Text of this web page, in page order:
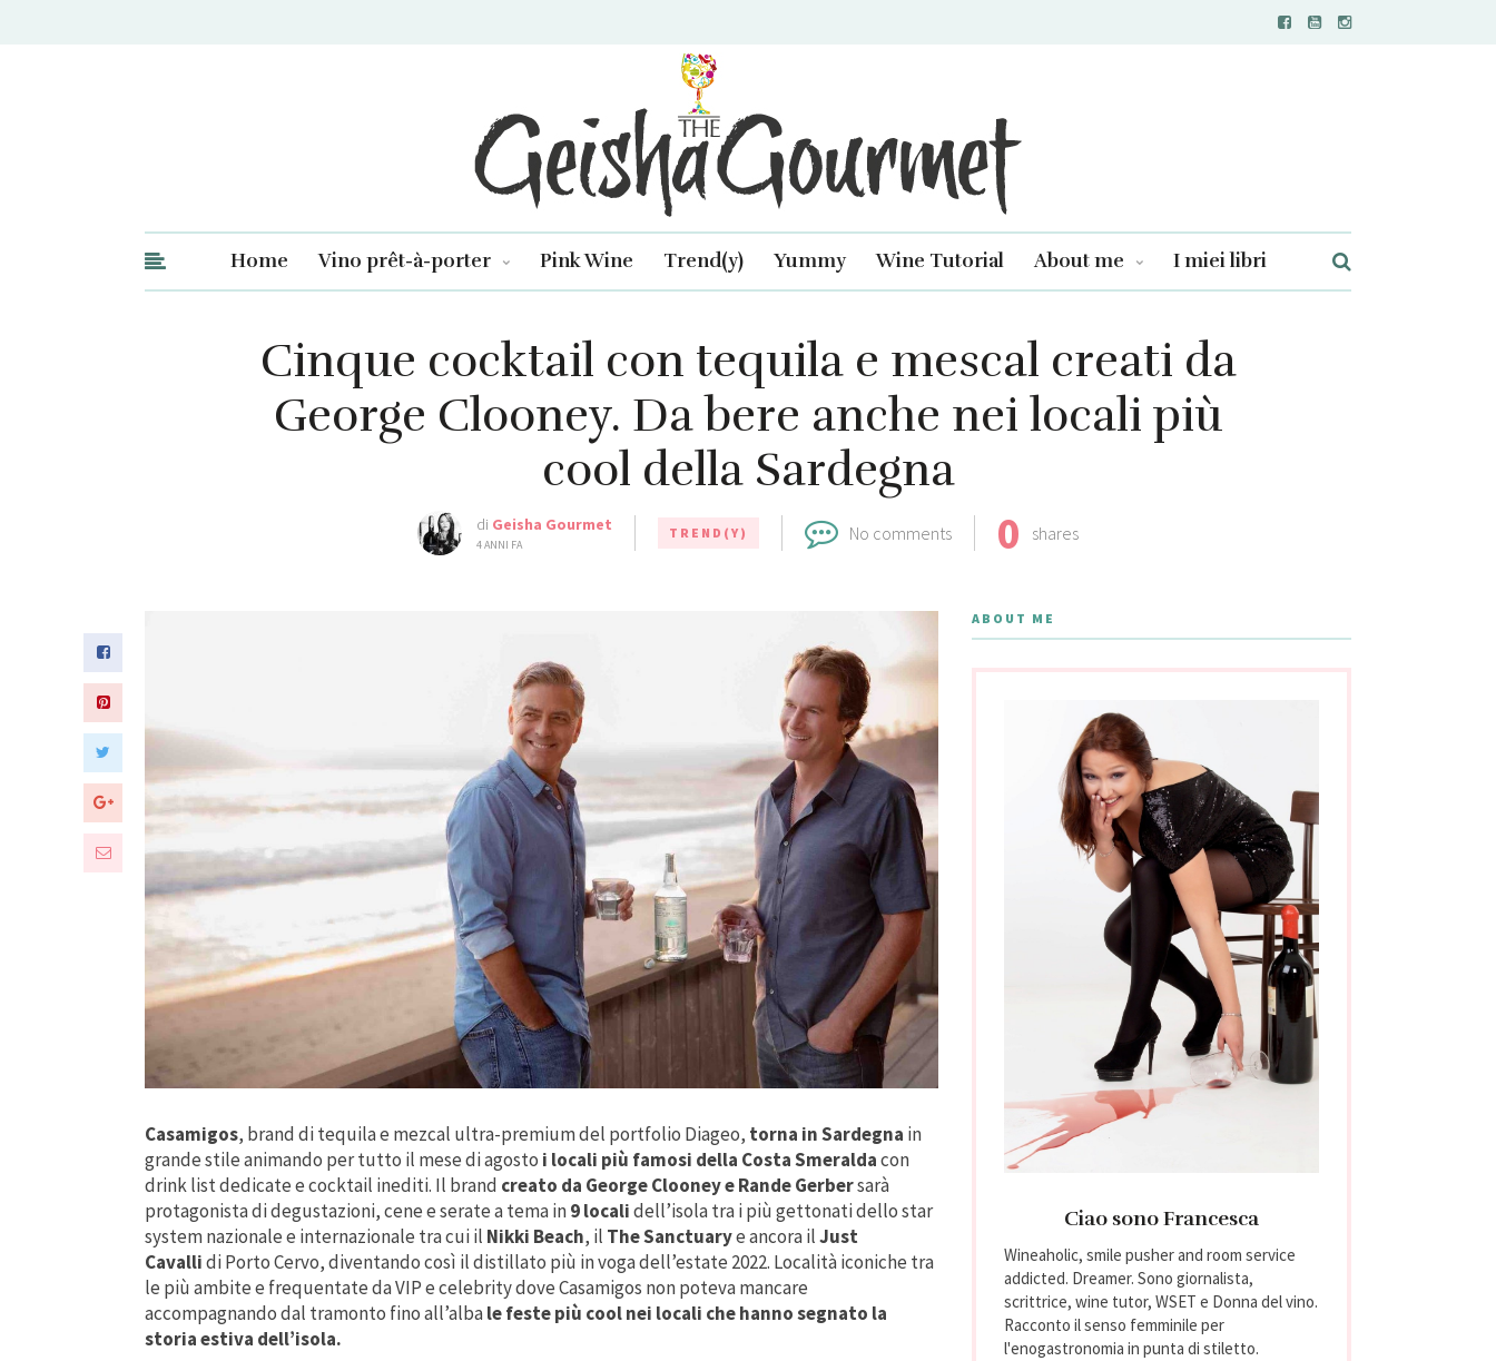
Home Vino prêt-à-porter Pink Wine Trend(y) Yummy Wine Tutorial About me I miei libri
Cinque cocktail con tequila e mescal creati da
George Clooney. Da bere anche nei locali più
cool della Sardegna
di Geisha Gourmet
4 ANNI FA
TREND(Y) No comments 0 shares
Casamigos, brand di tequila e mezcal ultra-premium del portfolio Diageo, torna in Sardegna in
grande stile animando per tutto il mese di agosto i locali più famosi della Costa Smeraldacon
drink list dedicate e cocktail inediti. Il brand creato da George Clooney e Rande Gerbersarà
protagonista di degustazioni, cene e serate a tema in9 localidell’isola tra i più gettonati dello star
system nazionale e internazionale tra cui il Nikki Beach, il The Sanctuarye ancora ilJust
Cavallidi Porto Cervo, diventando così il distillato più in voga dell’estate 2022. Località iconiche tra
le più ambite e frequentate da VIP e celebrity dove Casamigos non poteva mancare
accompagnando dal tramonto fino all’albale feste più cool nei locali che hanno segnato la
storia estiva dell’isola.
ABOUT ME
Ciao sono Francesca
Wineaholic, smile pusher and room service
addicted. Dreamer. Sono giornalista,
scrittrice, wine tutor, WSET e Donna del vino.
Racconto il senso femminile per
l'enogastronomia in punta di stiletto.